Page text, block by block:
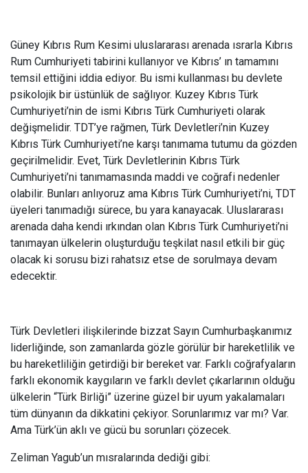
Güney Kıbrıs Rum Kesimi uluslararası arenada ısrarla Kıbrıs
Rum Cumhuriyeti tabirini kullanıyor ve Kıbrıs’ ın tamamını
temsil ettiğini iddia ediyor. Bu ismi kullanması bu devlete
psikolojik bir üstünlük de sağlıyor. Kuzey Kıbrıs Türk
Cumhuriyeti’nin de ismi Kıbrıs Türk Cumhuriyeti olarak
değişmelidir. TDT’ye rağmen, Türk Devletleri’nin Kuzey
Kıbrıs Türk Cumhuriyeti’ne karşı tanımama tutumu da gözden
geçirilmelidir. Evet, Türk Devletlerinin Kıbrıs Türk
Cumhuriyeti’ni tanımamasında maddi ve coğrafi nedenler
olabilir. Bunları anlıyoruz ama Kıbrıs Türk Cumhuriyeti’ni, TDT
üyeleri tanımadığı sürece, bu yara kanayacak. Uluslararası
arenada daha kendi ırkından olan Kıbrıs Türk Cumhuriyeti’ni
tanımayan ülkelerin oluşturduğu teşkilat nasıl etkili bir güç
olacak ki sorusu bizi rahatsız etse de sorulmaya devam
edecektir.
Türk Devletleri ilişkilerinde bizzat Sayın Cumhurbaşkanımız
liderliğinde, son zamanlarda gözle görülür bir hareketlilik ve
bu hareketliliğin getirdiği bir bereket var. Farklı coğrafyaların
farklı ekonomik kaygıların ve farklı devlet çıkarlarının olduğu
ülkelerin “Türk Birliği” üzerine güzel bir uyum yakalamaları
tüm dünyanın da dikkatini çekiyor. Sorunlarımız var mı? Var.
Ama Türk’ün aklı ve gücü bu sorunları çözecek.
Zeliman Yagub’un mısralarında dediği gibi: